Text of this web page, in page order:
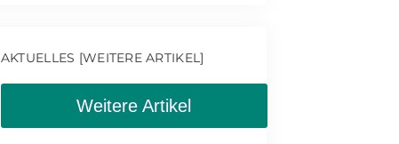
AKTUELLES [WEITERE ARTIKEL]
Weitere Artikel